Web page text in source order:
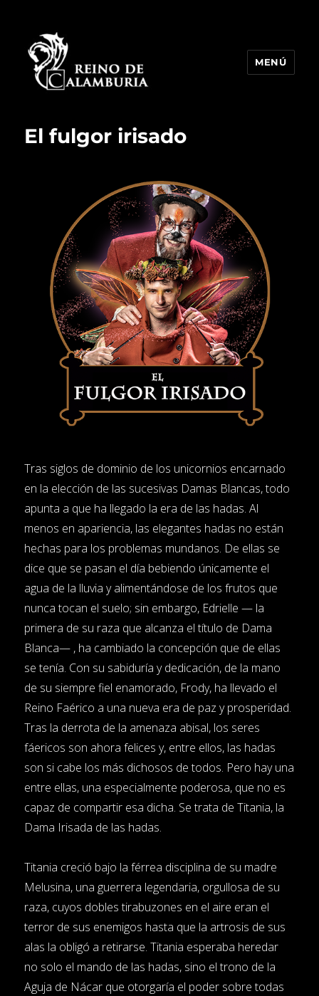
MENÚ
El fulgor irisado
Tras siglos de dominio de los unicornios encarnado
en la elección de las sucesivas Damas Blancas, todo
apunta a que ha llegado la era de las hadas. Al
menos en apariencia, las elegantes hadas no están
hechas para los problemas mundanos. De ellas se
dice que se pasan el día bebiendo únicamente el
agua de la lluvia y alimentándose de los frutos que
nunca tocan el suelo; sin embargo, Edrielle — la
primera de su raza que alcanza el título de Dama
Blanca— , ha cambiado la concepción que de ellas
se tenía. Con su sabiduría y dedicación, de la mano
de su siempre fiel enamorado, Frody, ha llevado el
Reino Faérico a una nueva era de paz y prosperidad.
Tras la derrota de la amenaza abisal, los seres
fáericos son ahora felices y, entre ellos, las hadas
son si cabe los más dichosos de todos. Pero hay una
entre ellas, una especialmente poderosa, que no es
capaz de compartir esa dicha. Se trata de Titania, la
Dama Irisada de las hadas.
Titania creció bajo la férrea disciplina de su madre
Melusina, una guerrera legendaria, orgullosa de su
raza, cuyos dobles tirabuzones en el aire eran el
terror de sus enemigos hasta que la artrosis de sus
alas la obligó a retirarse. Titania esperaba heredar
no solo el mando de las hadas, sino el trono de la
Aguja de Nácar que otorgaría el poder sobre todas